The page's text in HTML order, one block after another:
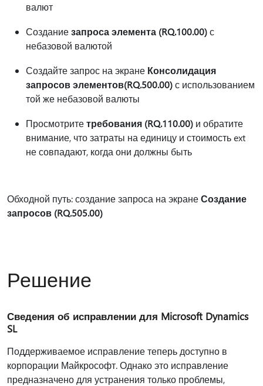
валют
Созданиезапроса элемента (RQ.100.00)с
небазовой валютой
Создайте запрос на экране Консолидация
запросов элементов(RQ.500.00)с использованием
той же небазовой валюты
Просмотритетребования (RQ.110.00) и обратите
внимание, что затраты на единицу и стоимость ext
не совпадают, когда они должны быть
Обходной путь: создание запроса на экранеСоздание
запросов (RQ.505.00)
Решение
Сведения об исправлении для Microsoft Dynamics
SL
Поддерживаемое исправление теперь доступно в
корпорации Майкрософт. Однако это исправление
предназначено для устранения только проблемы,